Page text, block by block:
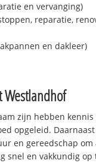
en vervanging)
reparatie,
en dakleer)
Westlandhof
zijn hebben kennis
opgeleid.
en gereedschap om
snel en vakkundig op